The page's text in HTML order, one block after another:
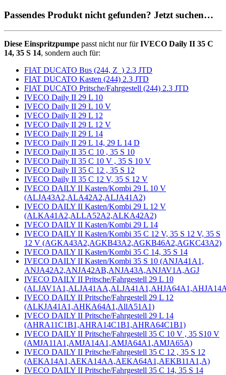
Passendes Produkt nicht gefunden? Jetzt suchen…
Diese Einspritzpumpe passt nicht nur fürIVECO Daily II 35 C
14, 35 S 14, sondern auch für:
FIAT DUCATO Bus (244, Z_) 2.3 JTD
FIAT DUCATO Kasten (244) 2.3 JTD
FIAT DUCATO Pritsche/Fahrgestell (244) 2.3 JTD
IVECO Daily II 29 L 10
IVECO Daily II 29 L 10 V
IVECO Daily II 29 L 12
IVECO Daily II 29 L 12 V
IVECO Daily II 29 L 14
IVECO Daily II 29 L 14, 29 L 14 D
IVECO Daily II 35 C 10 , 35 S 10
IVECO Daily II 35 C 10 V , 35 S 10 V
IVECO Daily II 35 C 12 , 35 S 12
IVECO Daily II 35 C 12 V, 35 S 12 V
IVECO DAILY II Kasten/Kombi 29 L 10 V
(ALJA43A2,ALA42A2,ALJA41A2)
IVECO DAILY II Kasten/Kombi 29 L 12 V
(ALKA41A2,ALLA52A2,ALKA42A2)
IVECO DAILY II Kasten/Kombi 29 L 14
IVECO DAILY II Kasten/Kombi 35 C 12 V, 35 S 12 V, 35 S
12 V (AGKA43A2,AGKB43A2,AGKB46A2,AGKC43A2)
IVECO DAILY II Kasten/Kombi 35 C 14, 35 S 14
IVECO DAILY II Kasten/Kombi 35 S 10 (ANJA41A1,
ANJA42A2,ANJA42AB,ANJA43A,ANJAV1A,AGJ
IVECO DAILY II Pritsche/Fahrgestell 29 L 10
IVECO DAILY II Pritsche/Fahrgestell 29 L 12
(ALKJA41A1,AHKA64A1,AllA51A1)
IVECO DAILY II Pritsche/Fahrgestell 29 L 14
(AHRA11C1B1,AHRA14C1B1,AHRA64C1B1)
IVECO DAILY II Pritsche/Fahrgestell 35 C 10 V , 35 S10 V
(AMJA11A1,AMJA14A1,AMJA64A1,AMJA65A)
IVECO DAILY II Pritsche/Fahrgestell 35 C 12 , 35 S 12
(AEKA14A1,AEKA14AA,AEKA64A1,AEKB11A1,A)
IVECO DAILY II Pritsche/Fahrgestell 35 C 14, 35 S 14